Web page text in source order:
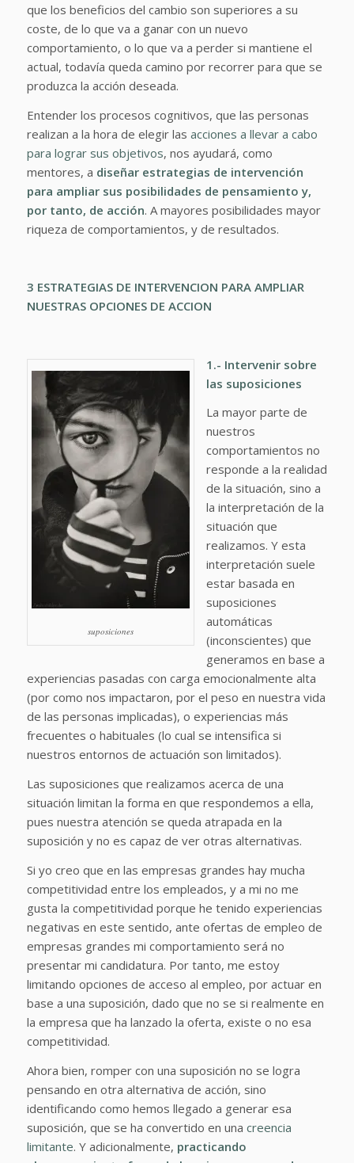
que los beneficios del cambio son superiores a su
coste, de lo que va a ganar con un nuevo
comportamiento, o lo que va a perder si mantiene el
actual, todavía queda camino por recorrer para que se
produzca la acción deseada.
Entender los procesos cognitivos, que las personas
realizan a la hora de elegir las acciones a llevar a cabo
para lograr sus objetivos, nos ayudará, como
mentores, a diseñar estrategias de intervención
para ampliar sus posibilidades de pensamiento y,
por tanto, de acción. A mayores posibilidades mayor
riqueza de comportamientos, y de resultados.
3 ESTRATEGIAS DE INTERVENCION PARA AMPLIAR
NUESTRAS OPCIONES DE ACCION
suposiciones
1.- Intervenir sobre
las suposiciones
La mayor parte de
nuestros
comportamientos no
responde a la realidad
de la situación, sino a
la interpretación de la
situación que
realizamos. Y esta
interpretación suele
estar basada en
suposiciones
automáticas
(inconscientes) que
generamos en base a
experiencias pasadas con carga emocionalmente alta
(por como nos impactaron, por el peso en nuestra vida
de las personas implicadas), o experiencias más
frecuentes o habituales (lo cual se intensifica si
nuestros entornos de actuación son limitados).
Las suposiciones que realizamos acerca de una
situación limitan la forma en que respondemos a ella,
pues nuestra atención se queda atrapada en la
suposición y no es capaz de ver otras alternativas.
Si yo creo que en las empresas grandes hay mucha
competitividad entre los empleados, y a mi no me
gusta la competitividad porque he tenido experiencias
negativas en este sentido, ante ofertas de empleo de
empresas grandes mi comportamiento será no
presentar mi candidatura. Por tanto, me estoy
limitando opciones de acceso al empleo, por actuar en
base a una suposición, dado que no se si realmente en
la empresa que ha lanzado la oferta, existe o no esa
competitividad.
Ahora bien, romper con una suposición no se logra
pensando en otra alternativa de acción, sino
identificando como hemos llegado a generar esa
suposición, que se ha convertido en una creencia
limitante. Y adicionalmente, practicando